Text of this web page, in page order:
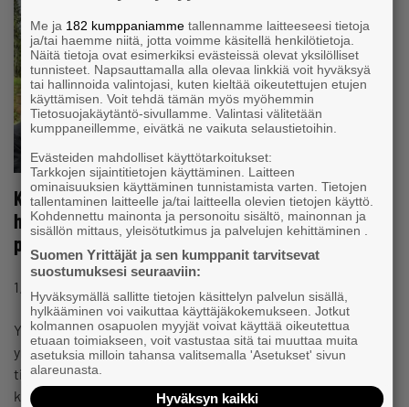
Kouluttaja neuvoo, koska koiran käytöksestä tulee
huolestua: ”Joskus yksinkertaisesti väärässä
paikassa”
1.7.2026 klo 08:57
Yrittäjä ja eläinten kouluttaja Jari Parkkisenniemen mukaan
ymmärrys koirien tarpeista on lisääntynyt, mutta
tietämättömyyttä on edelleen paljon. Parkkisenniemi
kertoo Yrittäjän podcastin jaksossa, että…
Me ja 182 kumppaniammetallennamme laitteeseesi tietoja
ja/tai haemme niitä, jotta voimme käsitellä henkilötietoja.
Näitä tietoja ovat esimerkiksi evästeissä olevat yksilölliset
tunnisteet. Napsauttamalla alla olevaa linkkiä voit hyväksyä
tai hallinnoida valintojasi, kuten kieltää oikeutettujen etujen
käyttämisen. Voit tehdä tämän myös myöhemmin
Tietosuojakäytäntö-sivullamme. Valintasi välitetään
kumppaneillemme, eivätkä ne vaikuta selaustietoihin.
Evästeiden mahdolliset käyttötarkoitukset:
Tarkkojen sijaintitietojen käyttäminen. Laitteen
ominaisuuksien käyttäminen tunnistamista varten. Tietojen
tallentaminen laitteelle ja/tai laitteella olevien tietojen käyttö.
Kohdennettu mainonta ja personoitu sisältö, mainonnan ja
sisällön mittaus, yleisötutkimus ja palvelujen kehittäminen .
Suomen Yrittäjät ja sen kumppanit tarvitsevat
suostumuksesi seuraaviin:
Hyväksymällä sallitte tietojen käsittelyn palvelun sisällä,
hylkääminen voi vaikuttaa käyttäjäkokemukseen. Jotkut
kolmannen osapuolen myyjät voivat käyttää oikeutettua
etuaan toimiakseen, voit vastustaa sitä tai muuttaa muita
asetuksia milloin tahansa valitsemalla 'Asetukset' sivun
alareunasta.
Hyväksyn kaikki